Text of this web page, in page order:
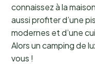
connaissez à la
aussi profiter d’une
modernes et d’une
Alors un camping de
vous !